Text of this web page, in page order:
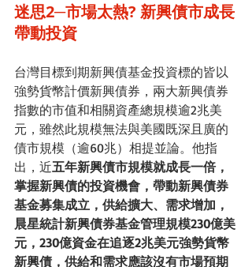
迷思2─市場太熱? 新興債市成長
帶動投資
台灣目標到期新興債基金投資標的皆以
強勢貨幣計價新興債券，兩大新興債券
指數的市值和相關資產總規模逾2兆美
元，雖然此規模無法與美國既深且廣的
債市規模（逾60兆）相提並論。他指
出，近五年新興債市規模就成長一倍，
掌握新興債的投資機會，帶動新興債券
基金募集成立，供給擴大、需求增加，
晨星統計新興債券基金管理規模230億美
元，230億資金在追逐2兆美元強勢貨幣
新興債，供給和需求應該沒有市場預期